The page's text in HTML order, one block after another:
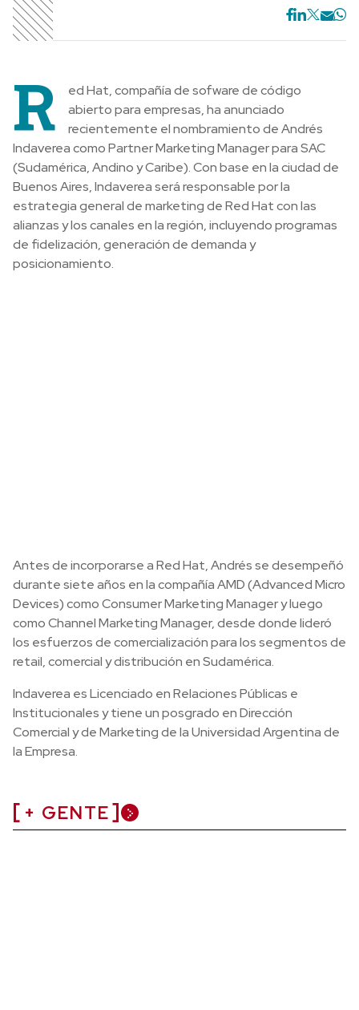
R
ed Hat, compañía de sofware de código
abierto para empresas, ha anunciado
recientemente el nombramiento de Andrés
Indaverea como Partner Marketing Manager para SAC
(Sudamérica, Andino y Caribe). Con base en la ciudad de
Buenos Aires, Indaverea será responsable por la
estrategia general de marketing de Red Hat con las
alianzas y los canales en la región, incluyendo programas
de fidelización, generación de demanda y
posicionamiento.
Antes de incorporarse a Red Hat, Andrés se desempeñó
durante siete años en la compañía AMD (Advanced Micro
Devices) como Consumer Marketing Manager y luego
como Channel Marketing Manager, desde donde lideró
los esfuerzos de comercialización para los segmentos de
retail, comercial y distribución en Sudamérica.
Indaverea es Licenciado en Relaciones Públicas e
Institucionales y tiene un posgrado en Dirección
Comercial y de Marketing de la Universidad Argentina de
la Empresa.
+ GENTE